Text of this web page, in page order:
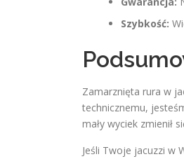
Szybkość:
Zamarznięta rura w
technicznemu,
mały wyciek zmienił
Jeśli Twoje jacuzzi w